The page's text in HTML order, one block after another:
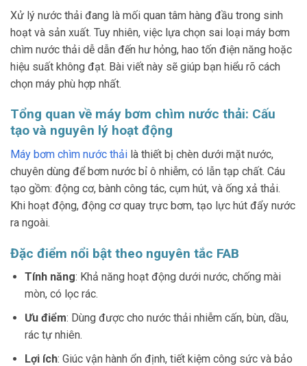
Xử lý nước thải đang là mối quan tâm hàng đầu trong sinh
hoạt và sản xuất. Tuy nhiên, việc lựa chọn sai loại máy bơm
chìm nước thải dễ dẫn đến hư hỏng, hao tốn điện năng hoặc
hiệu suất không đạt. Bài viết này sẽ giúp bạn hiểu rõ cách
chọn máy phù hợp nhất.
Tổng quan về máy bơm chìm nước thải: Cấu
tạo và nguyên lý hoạt động
Máy bơm chìm nước thải là thiết bị chèn dưới mặt nước,
chuyên dùng để bơm nước bỉ ô nhiễm, có lẫn tạp chất. Cáu
tạo gồm: động cơ, bành công tác, cụm hút, và ống xả thải.
Khi hoạt động, động cơ quay trực bơm, tạo lực hút đẩy nước
ra ngoài.
Đặc điểm nổi bật theo nguyên tắc FAB
Tính năng: Khả năng hoạt động dưới nước, chống mài
mòn, có lọc rác.
Ưu điểm: Dùng được cho nước thải nhiễm cấn, bùn, dầu,
rác tự nhiên.
Lợi ích: Giúc vận hành ổn định, tiết kiệm công sức và bảo